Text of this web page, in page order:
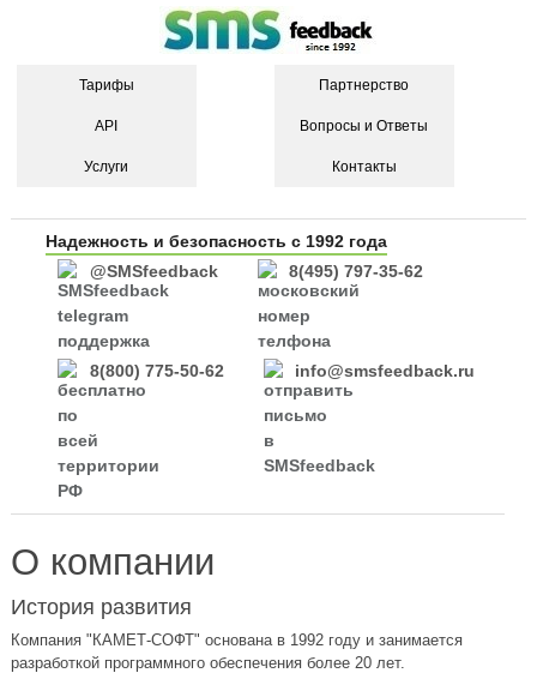
Тарифы
API
Услуги
Партнерство
Вопросы и Ответы
Контакты
Надежность и безопасность с 1992 года
@SMSfeedback
8(495) 797-35-62
8(800) 775-50-62 info@smsfeedback.ru
О компании
История развития
Компания "КАМЕТ-СОФТ" основана в 1992 году и занимается
разработкой программного обеспечения более 20 лет.